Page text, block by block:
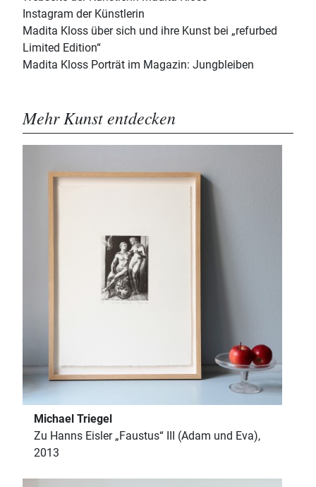
Instagram der Künstlerin
Madita Kloss über sich und ihre Kunst bei „refurbed
Limited Edition“
Madita Kloss Porträt im Magazin: Jungbleiben
Mehr Kunst entdecken
Michael Triegel
Zu Hanns Eisler „Faustus“ III (Adam und Eva),
2013